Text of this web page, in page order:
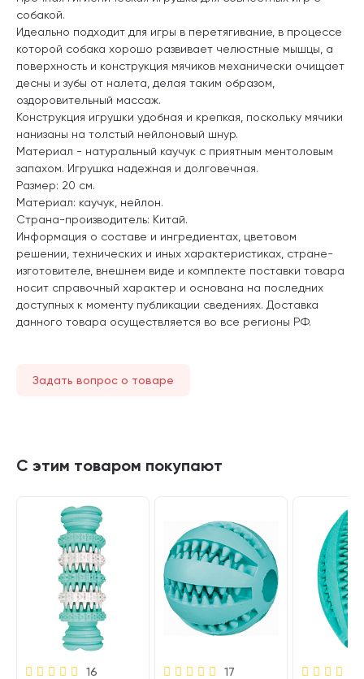
собакой.
Идеально подходит для игры в перетягивание, в процессе
которой собака хорошо развивает челюстные мышцы, а
поверхность и конструкция мячиков механически очищает
десны и зубы от налета, делая таким образом,
оздоровительный массаж.
Конструкция игрушки удобная и крепкая, поскольку мячики
нанизаны на толстый нейлоновый шнур.
Материал - натуральный каучук с приятным ментоловым
запахом. Игрушка надежная и долговечная.
Размер: 20 см.
Материал: каучук, нейлон.
Страна-производитель: Китай.
Информация о составе и ингредиентах, цветовом
решении, технических и иных характеристиках, стране-
изготовителе, внешнем виде и комплекте поставки товара
носит справочный характер и основана на последних
доступных к моменту публикации сведениях. Доставка
данного товара осуществляется во все регионы РФ.
Задать вопрос о товаре
С этим товаром покупают
16 17